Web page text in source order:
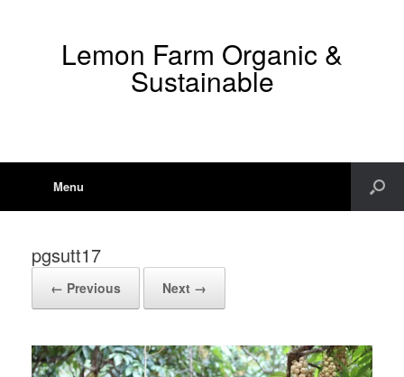
Lemon Farm Organic &
Sustainable
Menu
pgsutt17
← Previous Next →